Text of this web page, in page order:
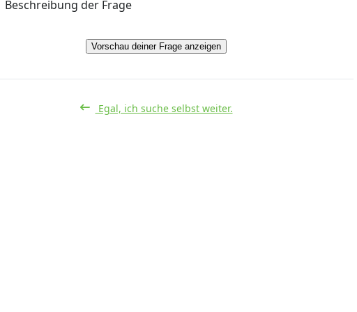
Beschreibung der Frage
Vorschau deiner Frage anzeigen
Egal, ich suche selbst weiter.